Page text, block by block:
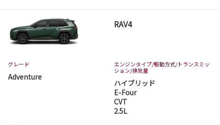
RAV4
グレード
Adventure
エンジンタイプ/駆動方式/トランスミッ
ション/排気量
ハイブリッド
E-Four
CVT
2.5L